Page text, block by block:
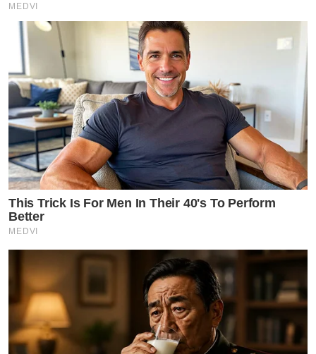
MEDVI
This Trick Is For Men In Their 40's To Perform
Better
MEDVI